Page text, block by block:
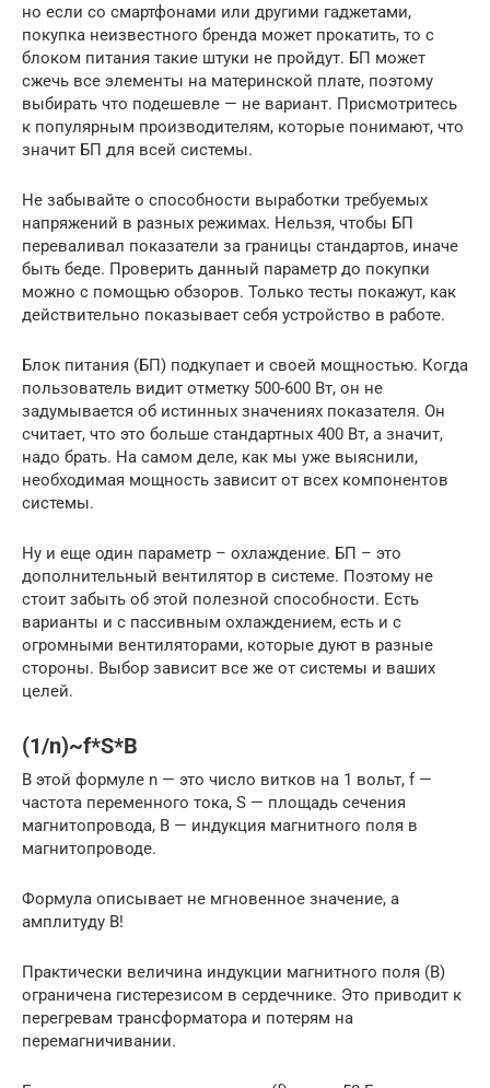
но если со смартфонами или другими гаджетами,
покупка неизвестного бренда может прокатить, то с
блоком питания такие штуки не пройдут. БП может
сжечь все элементы на материнской плате, поэтому
выбирать что подешевле — не вариант. Присмотритесь
к популярным производителям, которые понимают, что
значит БП для всей системы.
Не забывайте о способности выработки требуемых
напряжений в разных режимах. Нельзя, чтобы БП
переваливал показатели за границы стандартов, иначе
быть беде. Проверить данный параметр до покупки
можно с помощью обзоров. Только тесты покажут, как
действительно показывает себя устройство в работе.
Блок питания (БП) подкупает и своей мощностью. Когда
пользователь видит отметку 500-600 Вт, он не
задумывается об истинных значениях показателя. Он
считает, что это больше стандартных 400 Вт, а значит,
надо брать. На самом деле, как мы уже выяснили,
необходимая мощность зависит от всех компонентов
системы.
Ну и еще один параметр – охлаждение. БП – это
дополнительный вентилятор в системе. Поэтому не
стоит забыть об этой полезной способности. Есть
варианты и с пассивным охлаждением, есть и с
огромными вентиляторами, которые дуют в разные
стороны. Выбор зависит все же от системы и ваших
целей.
(1/n)~f*S*B
В этой формуле n — это число витков на 1 вольт, f —
частота переменного тока, S — площадь сечения
магнитопровода, B — индукция магнитного поля в
магнитопроводе.
Формула описывает не мгновенное значение, а
амплитуду B!
Практически величина индукции магнитного поля (B)
ограничена гистерезисом в сердечнике. Это приводит к
перегревам трансформатора и потерям на
перемагничивании.